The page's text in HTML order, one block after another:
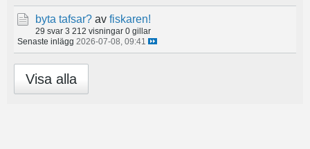
byta tafsar? av fiskaren!
29 svar 3 212 visningar 0 gillar
Senaste inlägg 2026-07-08, 09:41
Visa alla